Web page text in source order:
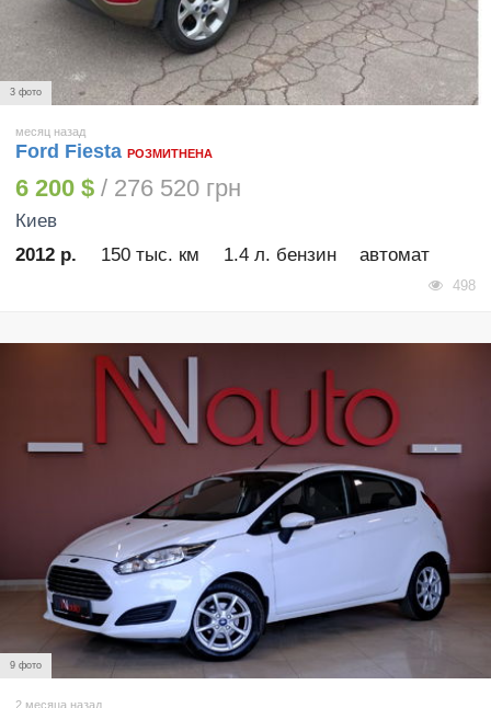
3 фото
месяц назад
Ford Fiesta РОЗМИТНЕНА
6 200 $ / 276 520 грн
Киев
2012 р.
150 тыс. км 1.4 л. бензин автомат
498
9 фото
2 месяца назад